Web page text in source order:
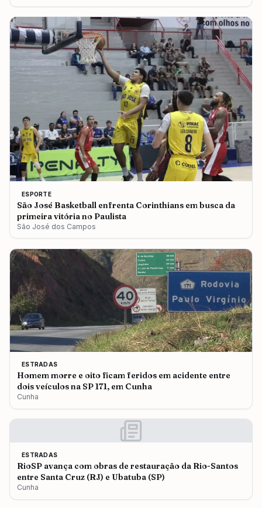
ESPORTE
São José Basketball enfrenta Corinthians em busca da
primeira vitória no Paulista
São José dos Campos
ESTRADAS
Homem morre e oito ficam feridos em acidente entre
dois veículos na SP 171, em Cunha
Cunha
ESTRADAS
RioSP avança com obras de restauração da Rio-Santos
entre Santa Cruz (RJ) e Ubatuba (SP)
Cunha